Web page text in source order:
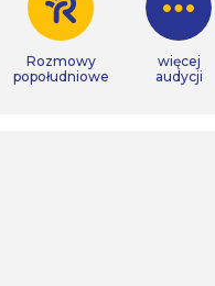
Rozmowy
popołudniowe
więcej
audycji